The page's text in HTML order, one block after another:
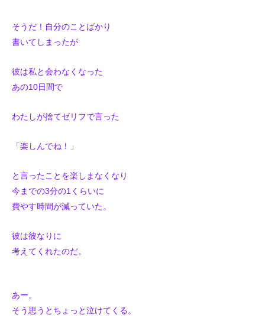
そうだ！自分のことばかり
書いてしまったが
彼は私と会わなくなった
あの10日間で
わたしが捨てゼリフで言った
「楽しんでね！」
と言ったことを楽しまなくなり
今までの3分の1くらいに
費やす時間が減っていた。
彼は彼なりに
考えてくれたのだ。
あー。
そう思うとちょっと泣けてくる。